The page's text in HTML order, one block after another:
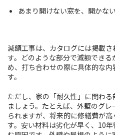
あまり開けない窓を、開かな
減額工事は、カタログには掲載
す。どのような部分で減額でき
め、打ち合わせの際に具体的な
す。
ただし、家の「耐久性」に関わ
ましょう。たとえば、外壁のグ
られますが、将来的に修繕費が
す。安い材料は劣化が早く、10